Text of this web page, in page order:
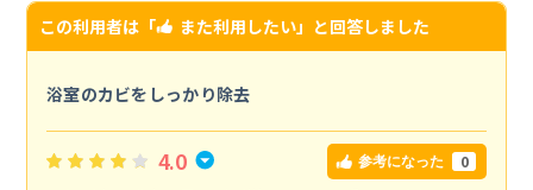
この利用者は「 また利用したい」と回答しました
浴室のカビをしっかり除去
4.0 参考になった 0